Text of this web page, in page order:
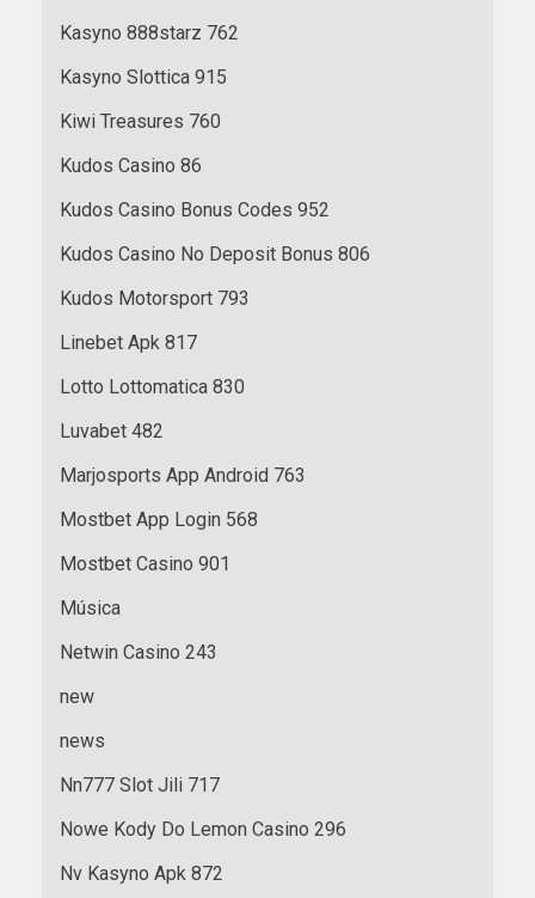
Kasyno 888starz 762
Kasyno Slottica 915
Kiwi Treasures 760
Kudos Casino 86
Kudos Casino Bonus Codes 952
Kudos Casino No Deposit Bonus 806
Kudos Motorsport 793
Linebet Apk 817
Lotto Lottomatica 830
Luvabet 482
Marjosports App Android 763
Mostbet App Login 568
Mostbet Casino 901
Música
Netwin Casino 243
new
news
Nn777 Slot Jili 717
Nowe Kody Do Lemon Casino 296
Nv Kasyno Apk 872